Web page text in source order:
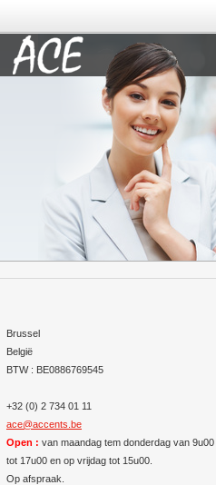
Brussel
België
BTW : BE0886769545
+32 (0) 2 734 01 11
ace@accents.be
Open : van maandag tem donderdag van 9u00
tot 17u00 en op vrijdag tot 15u00.
Op afspraak.